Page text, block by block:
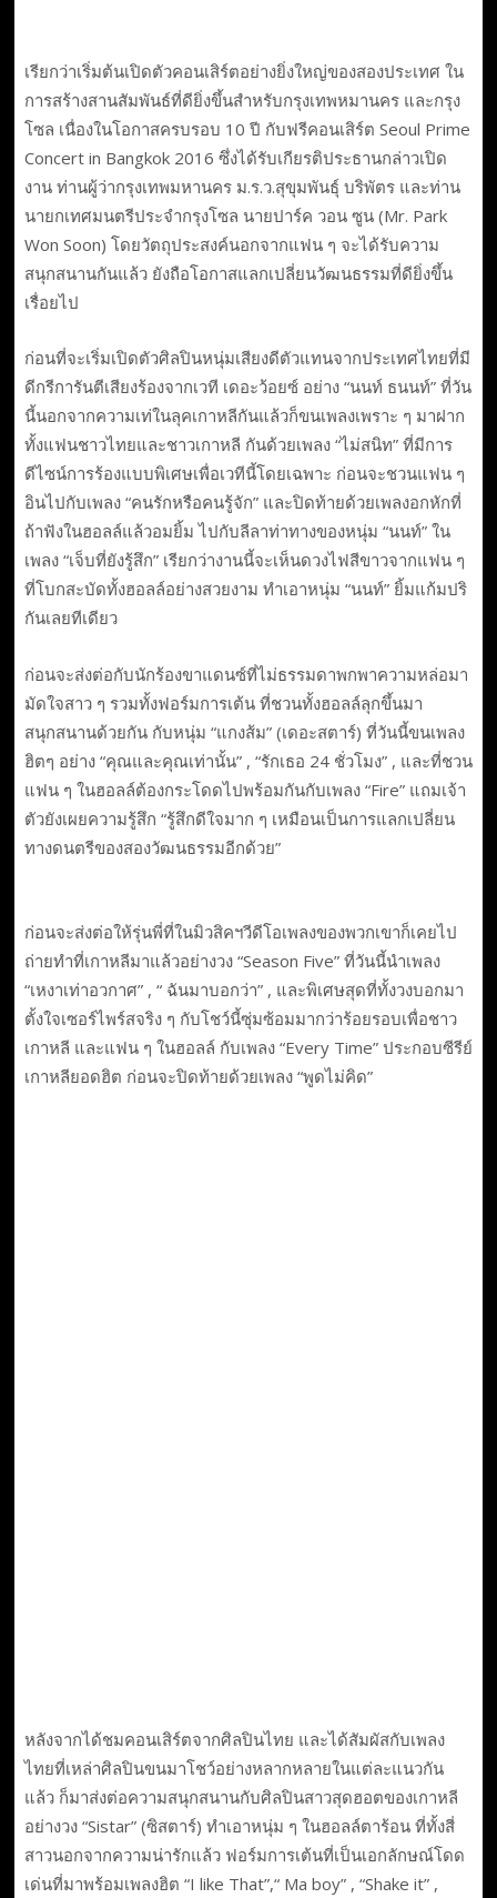
เรียกว่าเริ่มต้นเปิดตัวคอนเสิร์ตอย่างยิ่งใหญ่ของสองประเทศ ใน
การสร้างสานสัมพันธ์ที่ดียิ่งขึ้นสำหรับกรุงเทพหมานคร และกรุง
โซล เนื่องในโอกาสครบรอบ 10 ปี กับฟรีคอนเสิร์ต Seoul Prime
Concert in Bangkok 2016 ซึ่งได้รับเกียรติประธานกล่าวเปิด
งาน ท่านผู้ว่ากรุงเทพมหานคร ม.ร.ว.สุขุมพันธุ์ บริพัตร และท่าน
นายกเทศมนตรีประจำกรุงโซล นายปาร์ค วอน ซูน (Mr. Park
Won Soon) โดยวัตถุประสงค์นอกจากแฟน ๆ จะได้รับความ
สนุกสนานกันแล้ว ยังถือโอกาสแลกเปลี่ยนวัฒนธรรมที่ดียิ่งขึ้น
เรื่อยไป
ก่อนที่จะเริ่มเปิดตัวศิลปินหนุ่มเสียงดีตัวแทนจากประเทศไทยที่มี
ดีกรีการันตีเสียงร้องจากเวที เดอะว้อยซ์ อย่าง “นนท์ ธนนท์” ที่วัน
นี้นอกจากความเท่ในลุคเกาหลีกันแล้วก็ขนเพลงเพราะ ๆ มาฝาก
ทั้งแฟนชาวไทยและชาวเกาหลี กันด้วยเพลง “ไม่สนิท” ที่มีการ
ดีไซน์การร้องแบบพิเศษเพื่อเวทีนี้โดยเฉพาะ ก่อนจะชวนแฟน ๆ
อินไปกับเพลง “คนรักหรือคนรู้จัก” และปิดท้ายด้วยเพลงอกหักที่
ถ้าฟังในฮอลล์แล้วอมยิ้ม ไปกับลีลาท่าทางของหนุ่ม “นนท์” ใน
เพลง “เจ็บที่ยังรู้สึก” เรียกว่างานนี้จะเห็นดวงไฟสีขาวจากแฟน ๆ
ที่โบกสะบัดทั้งฮอลล์อย่างสวยงาม ทำเอาหนุ่ม “นนท์” ยิ้มแก้มปริ
กันเลยทีเดียว
ก่อนจะส่งต่อกับนักร้องขาแดนซ์ที่ไม่ธรรมดาพกพาความหล่อมา
มัดใจสาว ๆ รวมทั้งฟอร์มการเต้น ที่ชวนทั้งฮอลล์ลุกขึ้นมา
สนุกสนานด้วยกัน กับหนุ่ม “แกงส้ม” (เดอะสตาร์) ที่วันนี้ขนเพลง
ฮิตๆ อย่าง “คุณและคุณเท่านั้น” , “รักเธอ 24 ชั่วโมง” , และที่ชวน
แฟน ๆ ในฮอลล์ต้องกระโดดไปพร้อมกันกับเพลง “Fire” แถมเจ้า
ตัวยังเผยความรู้สึก “รู้สึกดีใจมาก ๆ เหมือนเป็นการแลกเปลี่ยน
ทางดนตรีของสองวัฒนธรรมอีกด้วย”
ก่อนจะส่งต่อให้รุ่นพี่ที่ในมิวสิคฯวีดีโอเพลงของพวกเขาก็เคยไป
ถ่ายทำที่เกาหลีมาแล้วอย่างวง “Season Five” ที่วันนี้นำเพลง
“เหงาเท่าอวกาศ” , “ ฉันมาบอกว่า” , และพิเศษสุดที่ทั้งวงบอกมา
ตั้งใจเซอร์ไพร์สจริง ๆ กับโชว์นี้ซุ่มซ้อมมากว่าร้อยรอบเพื่อชาว
เกาหลี และแฟน ๆ ในฮอลล์ กับเพลง “Every Time” ประกอบซีรีย์
เกาหลียอดฮิต ก่อนจะปิดท้ายด้วยเพลง “พูดไม่คิด”
หลังจากได้ชมคอนเสิร์ตจากศิลปินไทย และได้สัมผัสกับเพลง
ไทยที่เหล่าศิลปินขนมาโชว์อย่างหลากหลายในแต่ละแนวกัน
แล้ว ก็มาส่งต่อความสนุกสนานกับศิลปินสาวสุดฮอตของเกาหลี
อย่างวง “Sistar” (ซิสตาร์) ทำเอาหนุ่ม ๆ ในฮอลล์ตาร้อน ที่ทั้งสี่
สาวนอกจากความน่ารักแล้ว ฟอร์มการเต้นที่เป็นเอกลักษณ์โดด
เด่นที่มาพร้อมเพลงฮิต “I like That”,“ Ma boy” , “Shake it” ,